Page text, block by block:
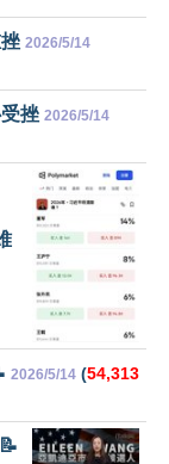
2026/5/14
挫 2026/5/14
2026/5/14 (54,313